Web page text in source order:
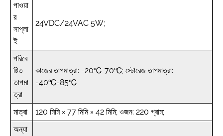
পাওয়া
র
সাপ্লা
ই
24VDC/24VAC 5W;
পরিবে
ষ্টিত
তাপমা
ত্রা
কাজের তাপমাত্রা: -20℃-70℃; স্টোরেজ তাপমাত্রা:
-40℃-85℃
মাত্রা
120 মিমি × 77 মিমি × 42 মিমি; ওজন: 220 গ্রাম;
অন্যা